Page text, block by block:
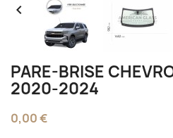

PARE-BRISE
2020-2024
0,00 €